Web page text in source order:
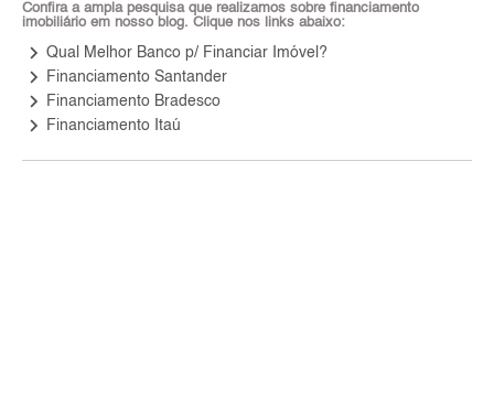
Confira a ampla pesquisa que realizamos sobre financiamento
imobiliário em nosso blog. Clique nos links abaixo:
keyboard_arrow_right Qual Melhor Banco p/ Financiar Imóvel?
keyboard_arrow_right Financiamento Santander
keyboard_arrow_right Financiamento Bradesco
keyboard_arrow_right Financiamento Itaú